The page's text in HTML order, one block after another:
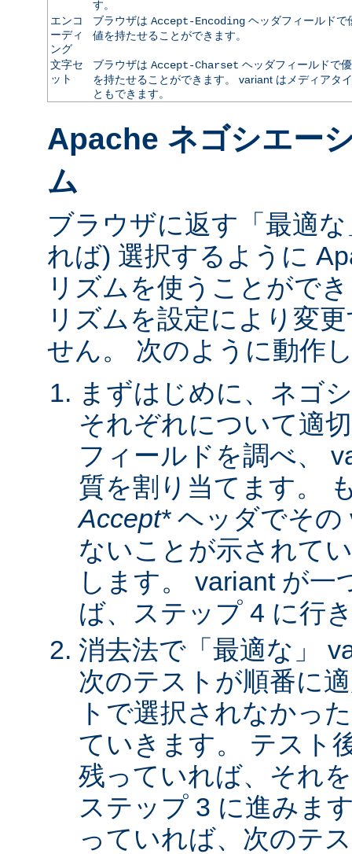
す。
エンコ
ーディ
ング
ブラウザは Accept-Encodingヘッダフィールドで
値を持たせることができます。
文字セ
ット
ブラウザは Accept-Charset ヘッダフィールドで
を持たせることができます。 variant はメディアタ
ともできます。
Apache ネゴシエー
ム
ブラウザに返す「最適
れば) 選択するように
リズムを使うことがで
リズムを設定により変
せん。 次のように動作
まずはじめに、ネゴ
それぞれについて適
フィールドを調べ、
質を割り当てます。
Accept*ヘッダでその
ないことが示されて
します。 variant が
ば、ステップ 4 に行
消去法で「最適な」
次のテストが順番に
トで選択されなかっ
ていきます。 テスト
残っていれば、それ
ステップ 3 に進みま
っていれば、次のテ